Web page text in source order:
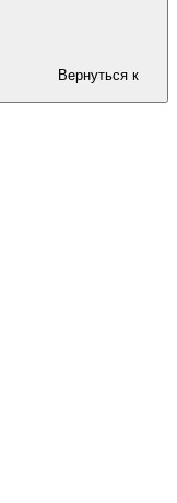
Вернуться к